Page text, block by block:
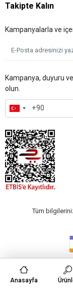
Takipte Kalın
Kampanyalarla ve
Kampanya, duyuru
olun.
Tüm
Anasayfa